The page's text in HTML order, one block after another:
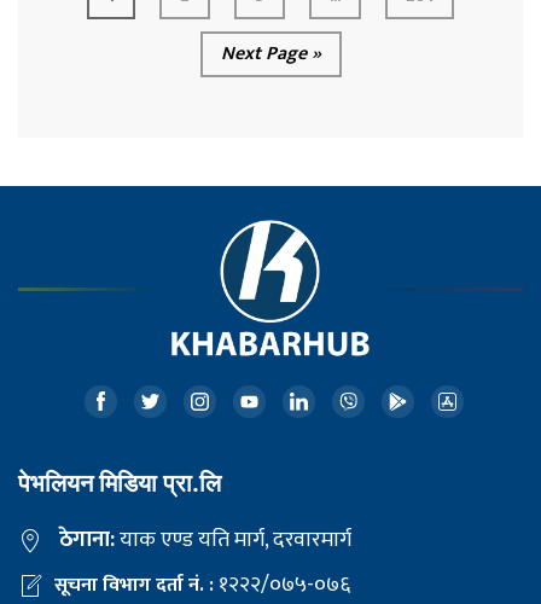
Next Page »
पेभलियन मिडिया प्रा.लि
ठेगाना:याक एण्ड यति मार्ग, दरवारमार्ग
सूचना विभाग दर्ता नं. :१२२२/०७५-०७६